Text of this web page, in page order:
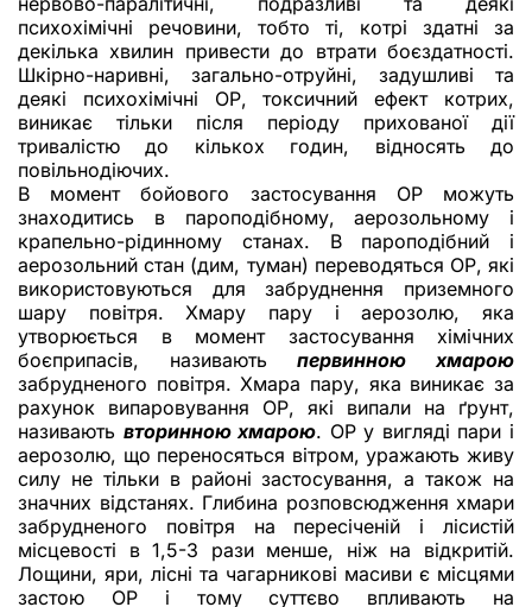
психохімічні речовини, тобто ті, котрі здатні за
декілька хвилин привести до втрати боєздатності.
Шкірно-наривні, загально-отруйні, задушливі та
деякі психохімічні ОР, токсичний ефект котрих,
виникає тільки після періоду прихованої дії
тривалістю до кількох годин, відносять до
повільнодіючих.
В момент бойового застосування ОР можуть
знаходитись в пароподібному, аерозольному і
крапельно-рідинному станах. В пароподібний і
аерозольний стан (дим, туман) переводяться ОР, які
використовуються для забруднення приземного
шару повітря. Хмару пару і аерозолю, яка
утворюється в момент застосування хімічних
боєприпасів, називаютьпервинною хмарою
забрудненого повітря. Хмара пару, яка виникає за
рахунок випаровування ОР, які випали на ґрунт,
називають вторинною хмарою. ОР у вигляді пари і
аерозолю, що переносяться вітром, уражають живу
силу не тільки в районі застосування, а також на
значних відстанях. Глибина розповсюдження хмари
забрудненого повітря на пересіченій і лісистій
місцевості в 1,5-3 рази менше, ніж на відкритій.
Лощини, яри, лісні та чагарникові масиви є місцями
застою ОР і тому суттєво впливають на